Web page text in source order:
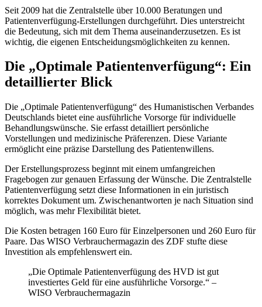
Seit 2009 hat die Zentralstelle über 10.000 Beratungen und
Patientenverfügung-Erstellungen durchgeführt. Dies unterstreicht
die Bedeutung, sich mit dem Thema auseinanderzusetzen. Es ist
wichtig, die eigenen Entscheidungsmöglichkeiten zu kennen.
Die „Optimale Patientenverfügung“: Ein
detaillierter Blick
Die „Optimale Patientenverfügung“ des Humanistischen Verbandes
Deutschlands bietet eine ausführliche Vorsorge für individuelle
Behandlungswünsche. Sie erfasst detailliert persönliche
Vorstellungen und medizinische Präferenzen. Diese Variante
ermöglicht eine präzise Darstellung des Patientenwillens.
Der Erstellungsprozess beginnt mit einem umfangreichen
Fragebogen zur genauen Erfassung der Wünsche. Die Zentralstelle
Patientenverfügung setzt diese Informationen in ein juristisch
korrektes Dokument um. Zwischenantworten je nach Situation sind
möglich, was mehr Flexibilität bietet.
Die Kosten betragen 160 Euro für Einzelpersonen und 260 Euro für
Paare. Das WISO Verbrauchermagazin des ZDF stufte diese
Investition als empfehlenswert ein.
„Die Optimale Patientenverfügung des HVD ist gut
investiertes Geld für eine ausführliche Vorsorge.“ –
WISO Verbrauchermagazin